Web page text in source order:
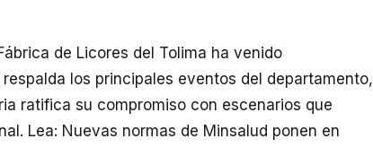
de Licores del Tolima ha venido
los principales eventos del departamento,
ratifica su compromiso con escenarios que
Lea: Nuevas normas de Minsalud ponen en